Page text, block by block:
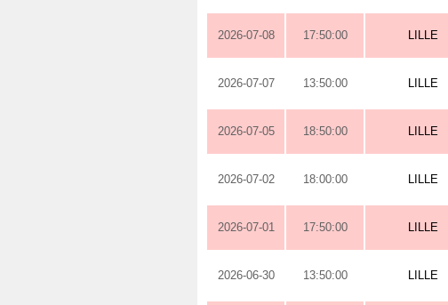
2026-07-08 17:50:00 LILLE
2026-07-07 13:50:00 LILLE
2026-07-05 18:50:00 LILLE
2026-07-02 18:00:00 LILLE
2026-07-01 17:50:00 LILLE
2026-06-30 13:50:00 LILLE